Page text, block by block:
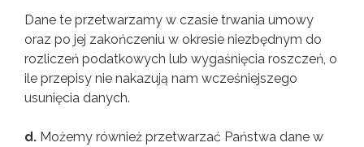
Dane te przetwarzamy w czasie trwania umowy
oraz po jej zakończeniu w okresie niezbędnym do
rozliczeń podatkowych lub wygaśnięcia roszczeń, o
ile przepisy nie nakazują nam wcześniejszego
usunięcia danych.
d. Możemy również przetwarzać Państwa dane w